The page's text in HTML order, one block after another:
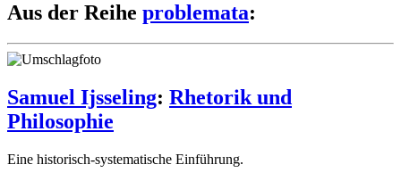
Aus der Reihe problemata:
Samuel Ijsseling: Rhetorik und
Philosophie
Eine historisch-systematische Einführung.